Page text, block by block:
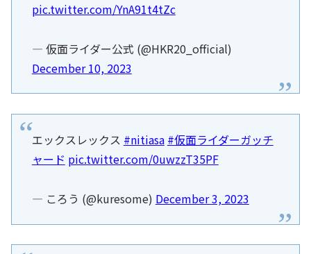
pic.twitter.com/YnA91t4tZc
— 仮面ライダー公式 (@HKR20_official)
December 10, 2023
エックスレックス #nitiasa #仮面ライダーガッチ
ャード pic.twitter.com/0uwzzT35PF
— ころう (@kuresome) December 3, 2023